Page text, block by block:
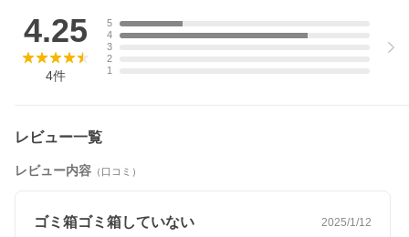
▲Check!▲
新商品
4.25
4件
5
4
3
2
1
レビュー一覧
レビュー内容 （口コミ）
ゴミ箱ゴミ箱していない 2025/1/12